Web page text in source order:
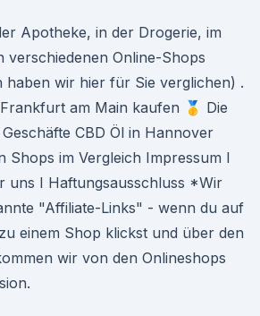
Apotheke, in der Drogerie, im
verschiedenen Online-Shops
haben wir hier für Sie verglichen) .
am Main kaufen 🥇 Die
CBD Öl in Hannover
Shops im Vergleich Impressum Ι
uns Ι Haftungsausschluss *Wir
"Affiliate-Links" - wenn du auf
einem Shop klickst und über den
wir von den Onlineshops